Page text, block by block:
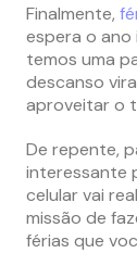
Finalmente,
espera o ano
temos uma
descanso
aproveitar o
De repente,
interessante
celular vai
missão de
férias que